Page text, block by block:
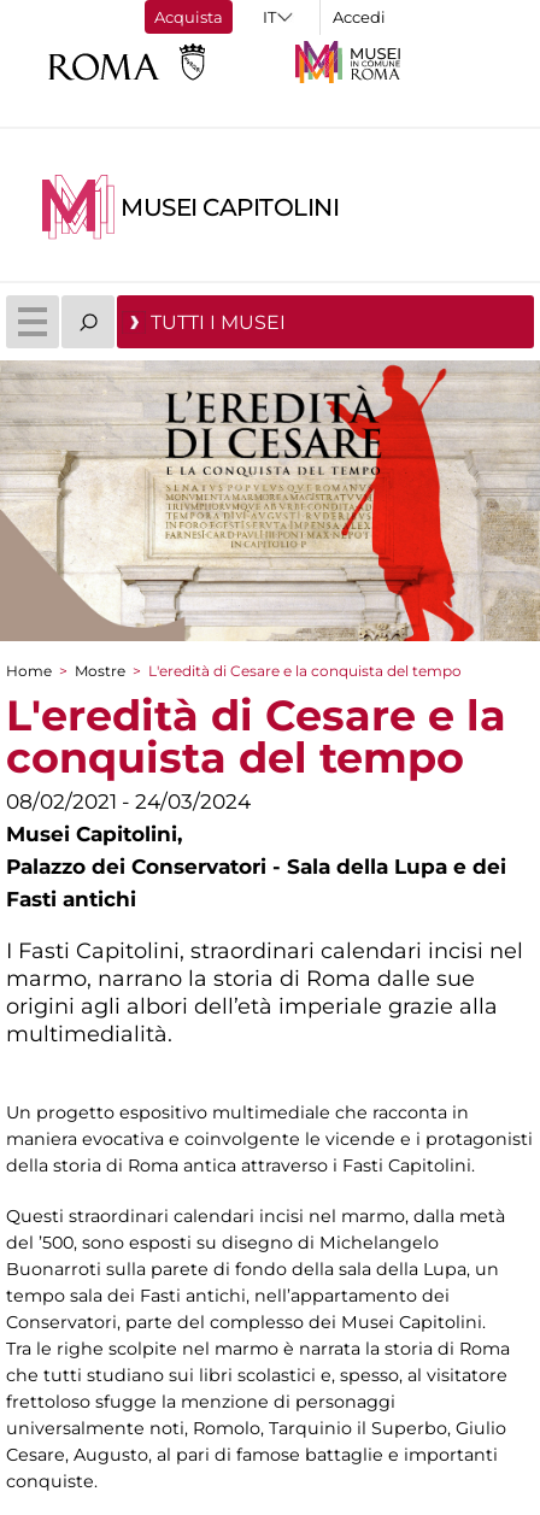
Acquista Accedi
MUSEI CAPITOLINI
TUTTI I MUSEI
Tu sei qui
Home > Mostre > L'eredità di Cesare e la conquista del tempo
L'eredità di Cesare e la
conquista del tempo
08/02/2021 - 24/03/2024
Musei Capitolini,
Palazzo dei Conservatori - Sala della Lupa e dei
Fasti antichi
I Fasti Capitolini, straordinari calendari incisi nel
marmo, narrano la storia di Roma dalle sue
origini agli albori dell’età imperiale grazie alla
multimedialità.
Un progetto espositivo multimediale che racconta in
maniera evocativa e coinvolgente le vicende e i protagonisti
della storia di Roma antica attraverso i Fasti Capitolini.
Questi straordinari calendari incisi nel marmo, dalla metà
del ’500, sono esposti su disegno di Michelangelo
Buonarroti sulla parete di fondo della sala della Lupa, un
tempo sala dei Fasti antichi, nell’appartamento dei
Conservatori, parte del complesso dei Musei Capitolini.
Tra le righe scolpite nel marmo è narrata la storia di Roma
che tutti studiano sui libri scolastici e, spesso, al visitatore
frettoloso sfugge la menzione di personaggi
universalmente noti, Romolo, Tarquinio il Superbo, Giulio
Cesare, Augusto, al pari di famose battaglie e importanti
conquiste.